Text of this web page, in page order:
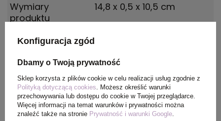
Wymiary
produktu
14,8 x 0,5 x 10,5 cm
Waga
Materiał Papier z recyklingu, Karton
Kolor kość słoniowa
Konfiguracja zgód
Dbamy o Twoją prywatność
Sklep korzysta z plików cookie w celu realizacji usług zgodnie z
Polityką dotyczącą cookies . Możesz określić warunki
przechowywania lub dostępu do cookie w Twojej przeglądarce.
Więcej informacji na temat warunków i prywatności można
znaleźć także na stronie Prywatność i warunki Google